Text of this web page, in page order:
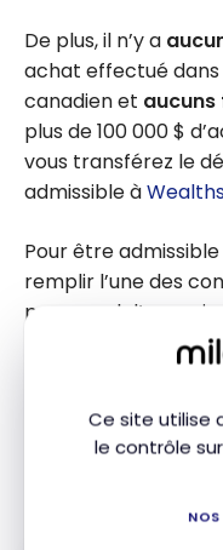
Ce site utilise
le contrôle
De plus, il n’y a
achat effectué dans
canadien et aucuns
plus de 100 000 $
vous transférez le
admissible à
Pour être
remplir l’une des
personnel d’au
d’au moins 150 000
moins 25 000 $, ou
Certaines